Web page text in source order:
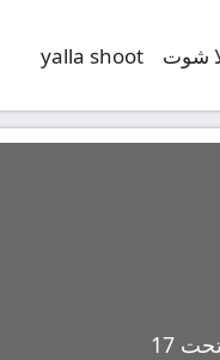
شوت yalla shoot
17